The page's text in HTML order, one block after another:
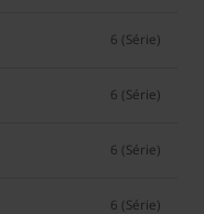
6 (Série)
6 (Série)
6 (Série)
6 (Série)